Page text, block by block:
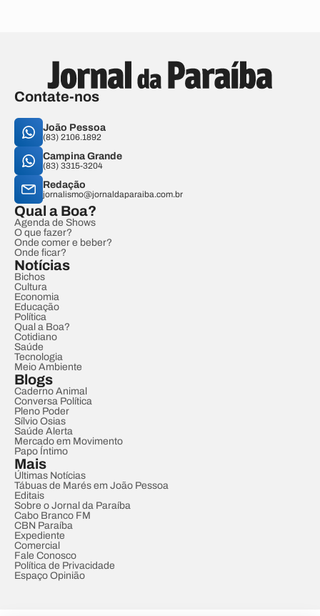
Contate-nos
João Pessoa
(83) 2106.1892
Campina Grande
(83) 3315-3204
Redação
jornalismo@jornaldaparaiba.com.br
Qual a Boa?
Agenda de Shows
O que fazer?
Onde comer e beber?
Onde ficar?
Notícias
Bichos
Cultura
Economia
Educação
Política
Qual a Boa?
Cotidiano
Saúde
Tecnologia
Meio Ambiente
Blogs
Caderno Animal
Conversa Política
Pleno Poder
Sílvio Osias
Saúde Alerta
Mercado em Movimento
Papo Íntimo
Mais
Últimas Notícias
Tábuas de Marés em João Pessoa
Editais
Sobre o Jornal da Paraíba
Cabo Branco FM
CBN Paraíba
Expediente
Comercial
Fale Conosco
Política de Privacidade
Espaço Opinião